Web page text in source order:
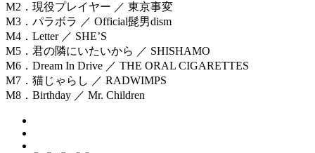
M2．現役プレイヤー ／ 東京事変
M3．パラボラ ／ Official髭男dism
M4．Letter ／ SHE’S
M5．君の隣にいたいから ／ SHISHAMO
M6．Dream In Drive ／ THE ORAL CIGARETTES
M7．猫じゃらし ／ RADWIMPS
M8．Birthday ／ Mr. Children